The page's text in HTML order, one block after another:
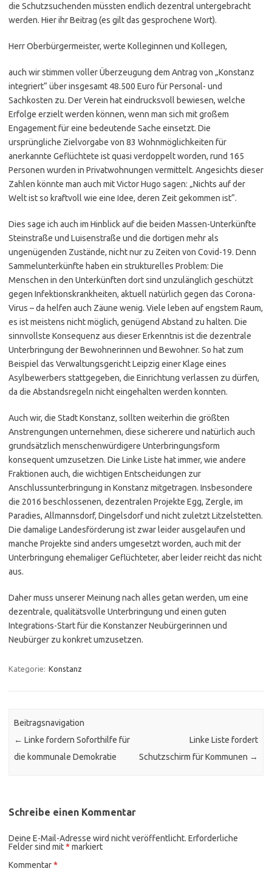
die Schutzsuchenden müssten endlich dezentral untergebracht
werden. Hier ihr Beitrag (es gilt das gesprochene Wort).
Herr Oberbürgermeister, werte Kolleginnen und Kollegen,
auch wir stimmen voller Überzeugung dem Antrag von „Konstanz
integriert“ über insgesamt 48.500 Euro für Personal- und
Sachkosten zu. Der Verein hat eindrucksvoll bewiesen, welche
Erfolge erzielt werden können, wenn man sich mit großem
Engagement für eine bedeutende Sache einsetzt. Die
ursprüngliche Zielvorgabe von 83 Wohnmöglichkeiten für
anerkannte Geflüchtete ist quasi verdoppelt worden, rund 165
Personen wurden in Privatwohnungen vermittelt. Angesichts dieser
Zahlen könnte man auch mit Victor Hugo sagen: „Nichts auf der
Welt ist so kraftvoll wie eine Idee, deren Zeit gekommen ist“.
Dies sage ich auch im Hinblick auf die beiden Massen-Unterkünfte
Steinstraße und Luisenstraße und die dortigen mehr als
ungenügenden Zustände, nicht nur zu Zeiten von Covid-19. Denn
Sammelunterkünfte haben ein strukturelles Problem: Die
Menschen in den Unterkünften dort sind unzulänglich geschützt
gegen Infektionskrankheiten, aktuell natürlich gegen das Corona-
Virus – da helfen auch Zäune wenig. Viele leben auf engstem Raum,
es ist meistens nicht möglich, genügend Abstand zu halten. Die
sinnvollste Konsequenz aus dieser Erkenntnis ist die dezentrale
Unterbringung der Bewohnerinnen und Bewohner. So hat zum
Beispiel das Verwaltungsgericht Leipzig einer Klage eines
Asylbewerbers stattgegeben, die Einrichtung verlassen zu dürfen,
da die Abstandsregeln nicht eingehalten werden konnten.
Auch wir, die Stadt Konstanz, sollten weiterhin die größten
Anstrengungen unternehmen, diese sicherere und natürlich auch
grundsätzlich menschenwürdigere Unterbringungsform
konsequent umzusetzen. Die Linke Liste hat immer, wie andere
Fraktionen auch, die wichtigen Entscheidungen zur
Anschlussunterbringung in Konstanz mitgetragen. Insbesondere
die 2016 beschlossenen, dezentralen Projekte Egg, Zergle, im
Paradies, Allmannsdorf, Dingelsdorf und nicht zuletzt Litzelstetten.
Die damalige Landesförderung ist zwar leider ausgelaufen und
manche Projekte sind anders umgesetzt worden, auch mit der
Unterbringung ehemaliger Geflüchteter, aber leider reicht das nicht
aus.
Daher muss unserer Meinung nach alles getan werden, um eine
dezentrale, qualitätsvolle Unterbringung und einen guten
Integrations-Start für die Konstanzer Neubürgerinnen und
Neubürger zu konkret umzusetzen.
Kategorie: Konstanz
Beitragsnavigation
← Linke fordern Soforthilfe für
die kommunale Demokratie
Linke Liste fordert
Schutzschirm für Kommunen →
Schreibe einen Kommentar
Deine E-Mail-Adresse wird nicht veröffentlicht. Erforderliche
Felder sind mit* markiert
Kommentar*